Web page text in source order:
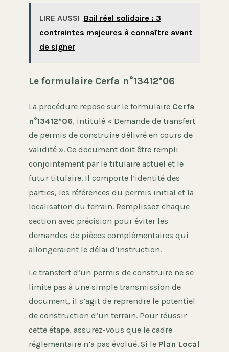
LIRE AUSSI Bail réel solidaire : 3
contraintes majeures à connaître avant
de signer
Le formulaire Cerfa n°13412*06
La procédure repose sur le formulaire Cerfa
n°13412*06, intitulé « Demande de transfert
de permis de construire délivré en cours de
validité ». Ce document doit être rempli
conjointement par le titulaire actuel et le
futur titulaire. Il comporte l’identité des
parties, les références du permis initial et la
localisation du terrain. Remplissez chaque
section avec précision pour éviter les
demandes de pièces complémentaires qui
allongeraient le délai d’instruction.
Le transfert d’un permis de construire ne se
limite pas à une simple transmission de
document, il s’agit de reprendre le potentiel
de construction d’un terrain. Pour réussir
cette étape, assurez-vous que le cadre
réglementaire n’a pas évolué. Si le Plan Local